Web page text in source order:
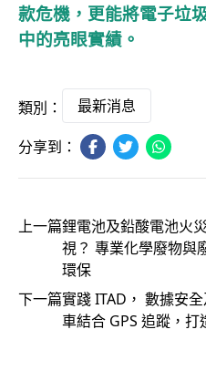
款危機，更能將電子垃
中的亮眼實績。
類別： 最新消息
分享到：
上一篇鋰電池及鉛酸電池火
視？ 專業化學廢物與
環保
下一篇實踐 ITAD， 數據安
車結合 GPS 追蹤，